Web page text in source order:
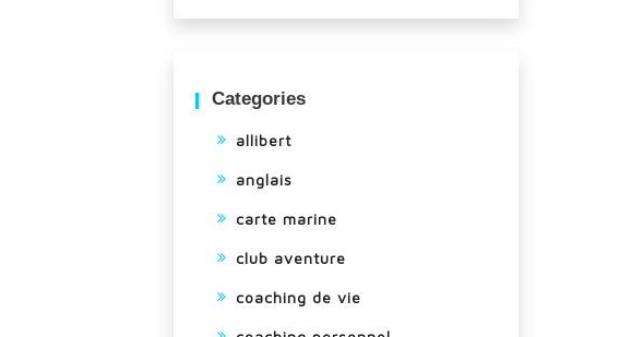
Categories
allibert
anglais
carte marine
club aventure
coaching de vie